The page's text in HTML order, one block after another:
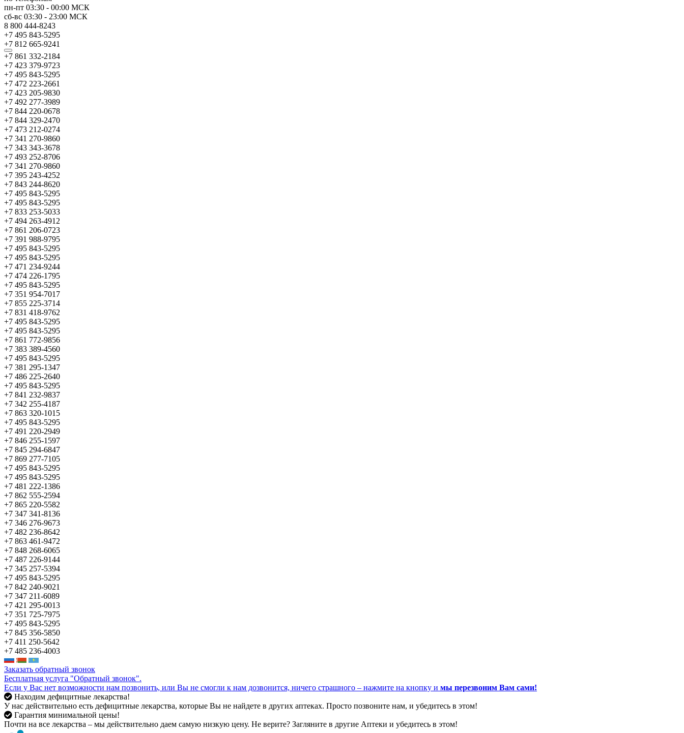
пн-пт 03:30 - 00:00 МСК
сб-вс 03:30 - 23:00 МСК
8 800 444-8243
+7 495 843-5295
+7 812 665-9241
+7 861 332-2184
+7 423 379-9723
+7 495 843-5295
+7 472 223-2661
+7 423 205-9830
+7 492 277-3989
+7 844 220-0678
+7 844 329-2470
+7 473 212-0274
+7 341 270-9860
+7 343 343-3678
+7 493 252-8706
+7 341 270-9860
+7 395 243-4252
+7 843 244-8620
+7 495 843-5295
+7 495 843-5295
+7 833 253-5033
+7 494 263-4912
+7 861 206-0723
+7 391 988-9795
+7 495 843-5295
+7 495 843-5295
+7 471 234-9244
+7 474 226-1795
+7 495 843-5295
+7 351 954-7017
+7 855 225-3714
+7 831 418-9762
+7 495 843-5295
+7 495 843-5295
+7 861 772-9856
+7 383 389-4560
+7 495 843-5295
+7 381 295-1347
+7 486 225-2640
+7 495 843-5295
+7 841 232-9837
+7 342 255-4187
+7 863 320-1015
+7 495 843-5295
+7 491 220-2949
+7 846 255-1597
+7 845 294-6847
+7 869 277-7105
+7 495 843-5295
+7 495 843-5295
+7 481 222-1386
+7 862 555-2594
+7 865 220-5582
+7 347 341-8136
+7 346 276-9673
+7 482 236-8642
+7 863 461-9472
+7 848 268-6065
+7 487 226-9144
+7 345 257-5394
+7 495 843-5295
+7 842 240-9021
+7 347 211-6089
+7 421 295-0013
+7 351 725-7975
+7 495 843-5295
+7 845 356-5850
+7 411 250-5642
+7 485 236-4003
Заказать обратный звонок
Бесплатная услуга "Обратный звонок".
Если у Вас нет возможности нам позвонить, или Вы не смогли к нам дозвонится, ничего страшного – нажмите на кнопку и мы перезвоним Вам сами!
Находим дефицитные лекарства!
У нас действительно есть дефицитные лекарства, которые Вы не найдете в других аптеках. Просто позвоните нам, и убедитесь в этом!
Гарантия минимальной цены!
Почти на все лекарства – мы действительно даем самую низкую цену. Не верите? Загляните в другие Аптеки и убедитесь в этом!